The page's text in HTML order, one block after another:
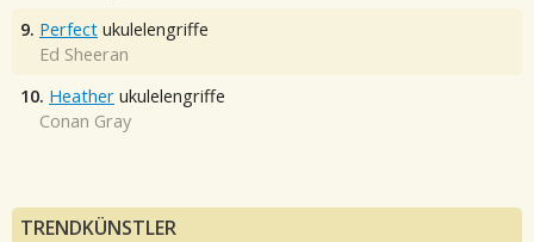
9. Perfect ukulelengriffe
Ed Sheeran
10. Heather ukulelengriffe
Conan Gray
TRENDKÜNSTLER